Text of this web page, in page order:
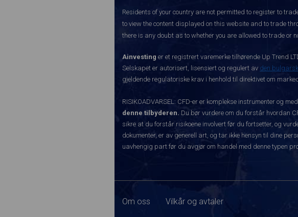
Residents of your country are not permitted to register to
to view the content displayed on this website and to trade
there is any doubt as to whether you are allowed to trade or
Ainvesting er et registrert varemerke tilhørende Up Trend
Selskapet er autorisert, lisensiert og regulert av den
gjeldende regulatoriske krav i henhold til direktivet om
RISIKOADVARSEL: CFD-er er komplekse instrumenter og
denne tilbyderen. Du bør vurdere om du forstår hvordan
sikre at du forstår risikoene involvert før du fortsetter, og
dokumenter, er av generell art, og tar ikke hensyn til dine
uavhengig part før du avgjør om handel med denne typen
Om oss Vilkår og avtaler